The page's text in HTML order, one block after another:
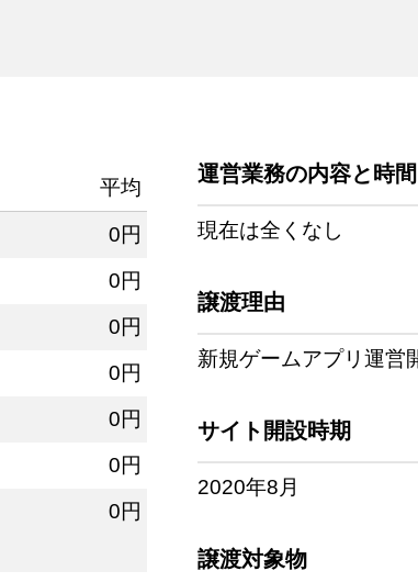
平均
0円
0円
0円
0円
0円
0円
0円
運営業務の内容と時間
現在は全くなし
譲渡理由
新規ゲームアプリ運営
サイト開設時期
2020年8月
譲渡対象物